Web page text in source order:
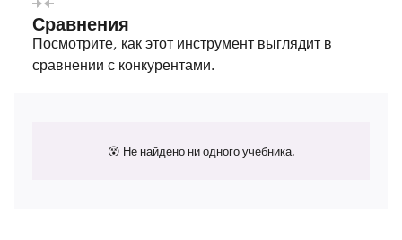
Сравнения
Посмотрите, как этот инструмент выглядит в
сравнении с конкурентами.
😵 Не найдено ни одного учебника.